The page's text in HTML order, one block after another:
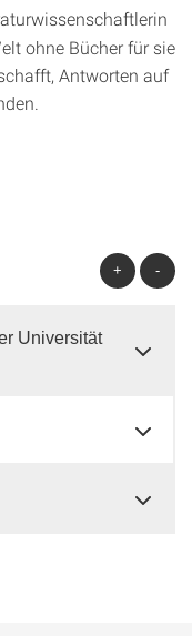
ohne Bücher für sie
Antworten auf
+ -
Universität